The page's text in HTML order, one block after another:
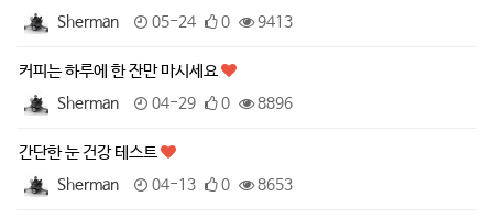
Sherman 05-24 0 9413
커피는 하루에 한 잔만 마시세요
Sherman 04-29 0 8896
간단한 눈 건강 테스트
Sherman 04-13 0 8653